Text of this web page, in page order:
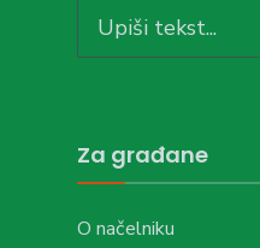
for:
Za građane
O načelniku